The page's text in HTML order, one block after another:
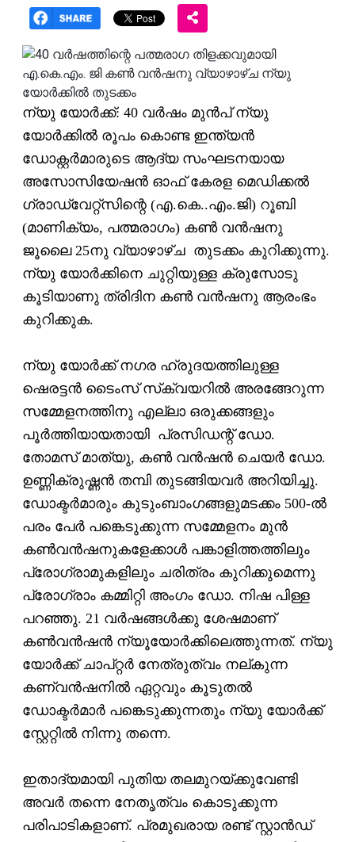
ന്യു യോര്‍ക്ക്: 40 വര്‍ഷം മുന്‍പ് ന്യു
യോര്‍ക്കില്‍ രൂപം കൊണ്ട ഇന്ത്യന്‍
ഡോക്റ്റര്‍മാരുടെ ആദ്യ സംഘടനയായ
അസോസിയേഷന്‍ ഓഫ് കേരള മെഡിക്കല്‍
ഗ്രാഡ്വേറ്റ്‌സിന്റെ (എ.കെ..എം.ജി) റൂബി
(മാണിക്യം, പത്മരാഗം) കണ്‍ വന്‍ഷനു
ജൂലൈ 25നു വ്യാഴാഴ്ച തുടക്കം കുറിക്കുന്നു.
ന്യു യോര്‍ക്കിനെ ചുറ്റിയുള്ള ക്രുസോടു
കൂടിയാണു ത്രിദിന കണ്‍ വന്‍ഷനു ആരംഭം
കുറിക്കുക.
ന്യു യോര്‍ക്ക് നഗര ഹ്രുദയത്തിലുള്ള
ഷെരട്ടന്‍ ടൈംസ് സ്‌ക്വയറില്‍ അരങ്ങേറുന്ന
സമ്മേളനത്തിനു എല്ലാ ഒരുക്കങ്ങളും
പൂര്‍ത്തിയായതായി പ്രസിഡന്റ് ഡോ.
തോമസ് മാത്യു, കണ്‍ വന്‍ഷന്‍ ചെയര്‍ ഡോ.
ഉണ്ണിക്രുഷ്ണന്‍ തമ്പി തുടങ്ങിയവര്‍ അറിയിച്ചു.
ഡോക്ടര്‍മാരും കുടുംബാംഗങ്ങളുമടക്കം 500-ല്‍
പരം പേര്‍ പങ്കെടുക്കുന്ന സമ്മേളനം മുന്‍
കണ്‍വന്‍ഷനുകളേക്കാള്‍ പങ്കാളിത്തത്തിലും
പ്രോഗ്രാമുകളിലും ചരിത്രം കുറിക്കുമെന്നു
പ്രോഗ്രാം കമ്മിറ്റി അംഗം ഡോ. നിഷ പിള്ള
പറഞ്ഞു. 21 വര്‍ഷങ്ങള്‍ക്കു ശേഷമാണ്
കണ്‍വന്‍ഷന്‍ ന്യൂയോര്‍ക്കിലെത്തുന്നത്. ന്യു
യോര്‍ക്ക് ചാപ്റ്റര്‍ നേത്രുത്വം നല്കുന്ന
കണ്വന്‍ഷനില്‍ ഏറ്റവും കൂടുതല്‍
ഡോക്ടര്‍മാര്‍ പങ്കെടുക്കുന്നതും ന്യു യോര്‍ക്ക്
സ്റ്റേറ്റില്‍ നിന്നു തന്നെ.
ഇതാദ്യമായി പുതിയ തലമുറയ്ക്കുവേണ്ടി
അവര്‍ തന്നെ നേതൃത്വം കൊടുക്കുന്ന
പരിപാടികളാണ്. പ്രമുഖരായ രണ്ട് സ്റ്റാന്‍ഡ്